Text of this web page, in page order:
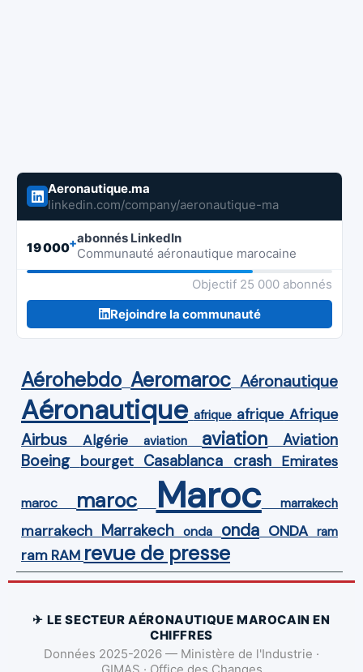
Aeronautique.ma
linkedin.com/company/aeronautique-ma
19 000+abonnés LinkedIn
Communauté aéronautique marocaine
Objectif 25 000 abonnés
Rejoindre la communauté
Aérohebdo Aeromaroc Aéronautique
Aéronautique afrique afrique Afrique
Airbus Algérie aviation aviation Aviation
Boeing bourget Casablanca crash Emirates
maroc maroc Maroc marrakech
marrakech Marrakech onda onda ONDA ram
ram RAM revue de presse
✈ LE SECTEUR AÉRONAUTIQUE MAROCAIN EN
CHIFFRES
Données 2025-2026 — Ministère de l'Industrie ·
GIMAS · Office des Changes